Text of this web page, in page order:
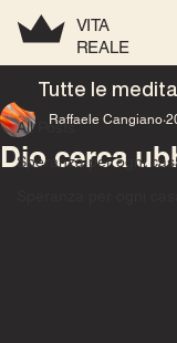
VITA
REALE
All Posts
Speranza per ogni
All Posts
Dio cerca
Raffaele Cangiano
Tutte le